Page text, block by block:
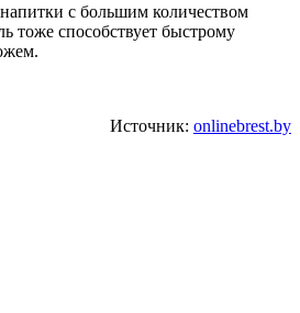
с большим количеством
тоже способствует быстрому
Источник: onlinebrest.by